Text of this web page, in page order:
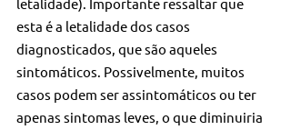
esta é a letalidade dos casos
diagnosticados, que são aqueles
sintomáticos. Possivelmente, muitos
casos podem ser assintomáticos ou ter
apenas sintomas leves, o que diminuiria